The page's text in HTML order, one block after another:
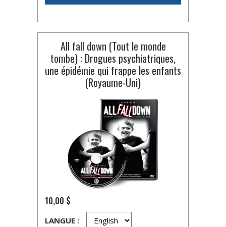
All fall down (Tout le monde
tombe) : Drogues psychiatriques,
une épidémie qui frappe les enfants
(Royaume-Uni)
10,00 $
LANGUE :